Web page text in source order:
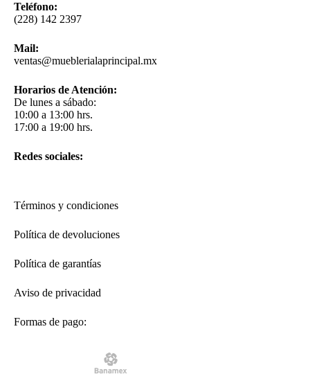
Teléfono:
(228) 142 2397
Mail:
ventas@mueblerialaprincipal.mx
Horarios de Atención:
De lunes a sábado:
10:00 a 13:00 hrs.
17:00 a 19:00 hrs.
Redes sociales:
Términos y condiciones
Política de devoluciones
Política de garantías
Aviso de privacidad
Formas de pago: